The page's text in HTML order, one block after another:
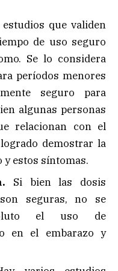
que validen
de uso seguro
Se lo considera
períodos menores
seguro para
algunas personas
relacionan con el
demostrar la
estos síntomas.
Si bien las dosis
seguras, no se
el uso de
en el embarazo y